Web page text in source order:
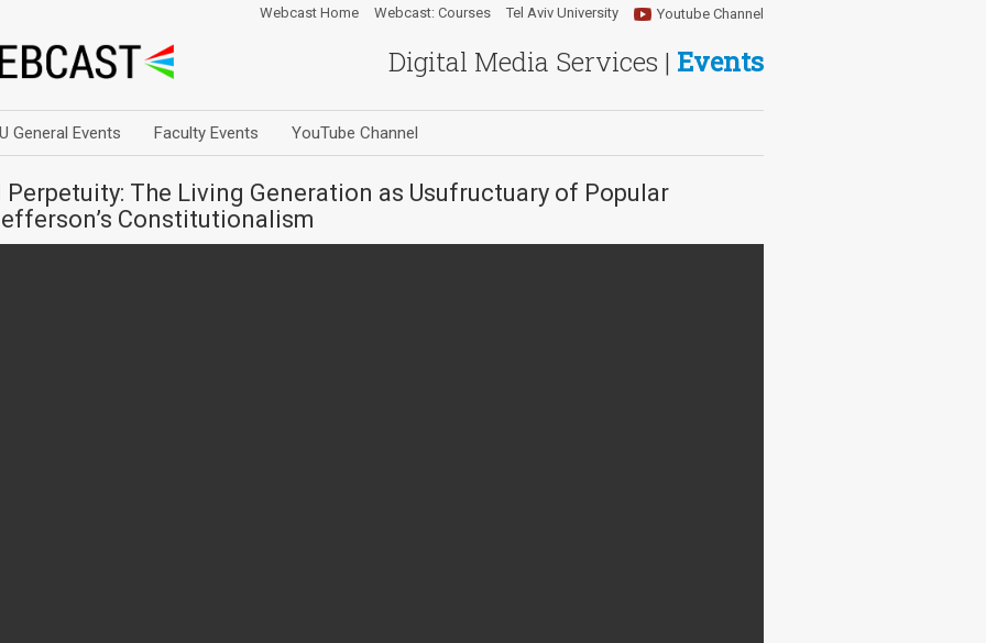
Digital Media Services | Events
Youtube Channel
Webcast Home Webcast: Courses Tel Aviv University
General Events Faculty Events YouTube Channel
The Living Generation as Usufructuary of Popular
Constitutionalism